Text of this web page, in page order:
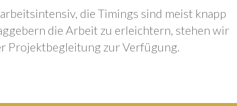
die Timings sind meist knapp
die Arbeit zu erleichtern, stehen wir
Projektbegleitung zur Verfügung.